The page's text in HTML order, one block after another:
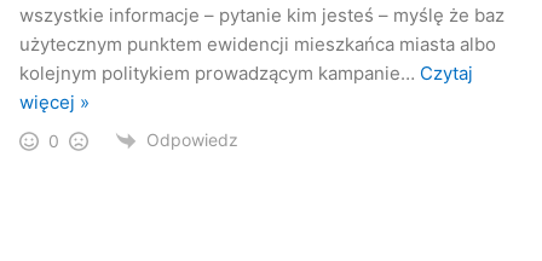
wszystkie informacje – pytanie kim jesteś – myślę że baz
użytecznym punktem ewidencji mieszkańca miasta albo
kolejnym politykiem prowadzącym kampanie… Czytaj
więcej »
0 Odpowiedz